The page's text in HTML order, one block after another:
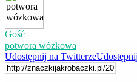
Gość
potwora wózkowa
Udostępnij na Twitterze